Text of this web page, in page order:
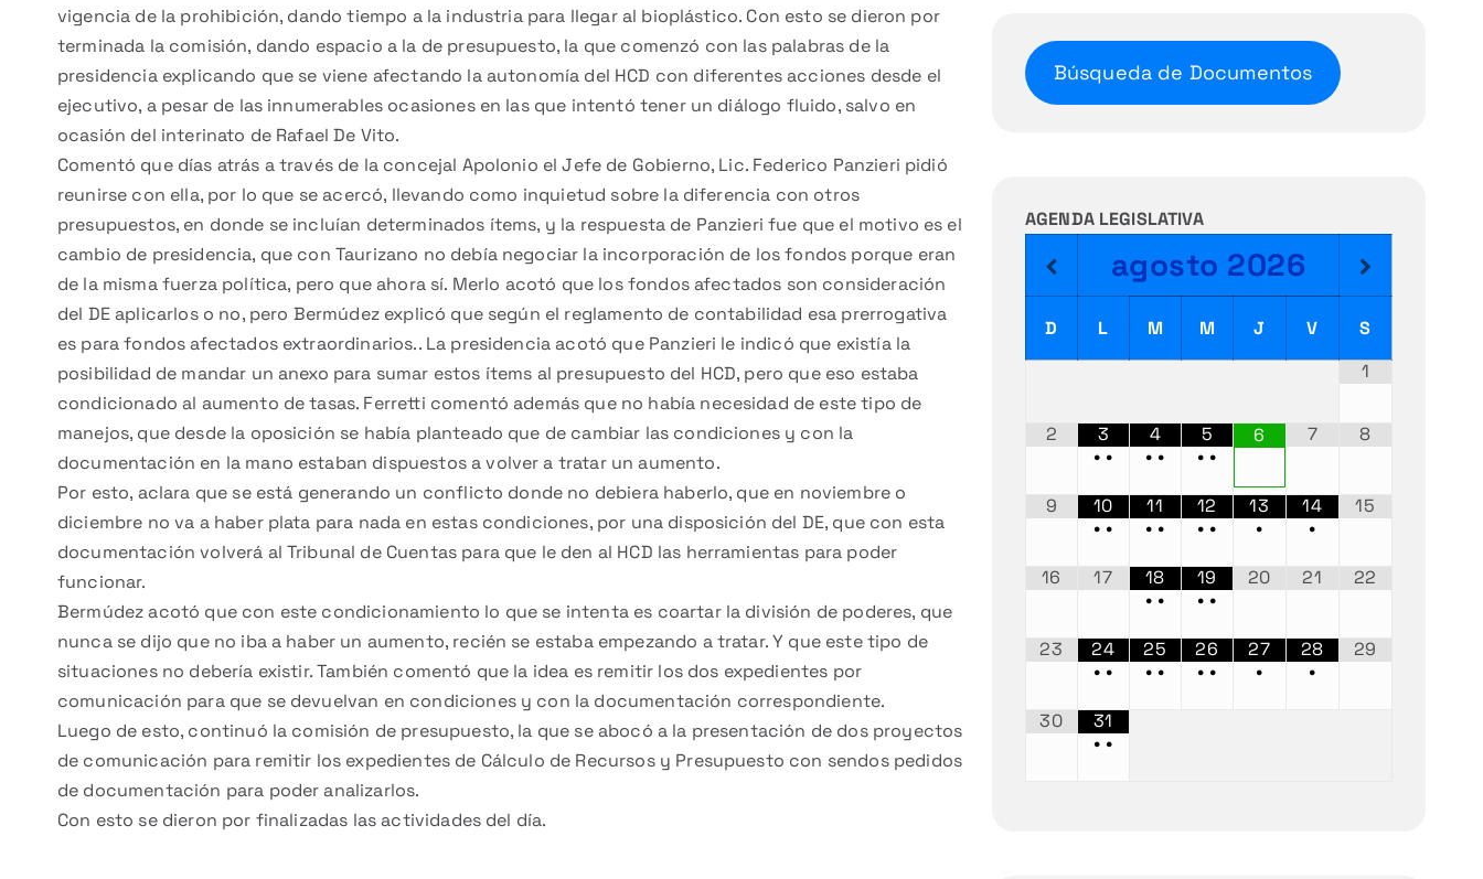
vigencia de la prohibición, dando tiempo a la industria para llegar al bioplástico. Con esto se dieron por
terminada la comisión, dando espacio a la de presupuesto, la que comenzó con las palabras de la
presidencia explicando que se viene afectando la autonomía del HCD con diferentes acciones desde el
ejecutivo, a pesar de las innumerables ocasiones en las que intentó tener un diálogo fluido, salvo en
ocasión del interinato de Rafael De Vito.
Comentó que días atrás a través de la concejal Apolonio el Jefe de Gobierno, Lic. Federico Panzieri pidió
reunirse con ella, por lo que se acercó, llevando como inquietud sobre la diferencia con otros
presupuestos, en donde se incluían determinados ítems, y la respuesta de Panzieri fue que el motivo es el
cambio de presidencia, que con Taurizano no debía negociar la incorporación de los fondos porque eran
de la misma fuerza política, pero que ahora sí. Merlo acotó que los fondos afectados son consideración
del DE aplicarlos o no, pero Bermúdez explicó que según el reglamento de contabilidad esa prerrogativa
es para fondos afectados extraordinarios.. La presidencia acotó que Panzieri le indicó que existía la
posibilidad de mandar un anexo para sumar estos ítems al presupuesto del HCD, pero que eso estaba
condicionado al aumento de tasas. Ferretti comentó además que no había necesidad de este tipo de
manejos, que desde la oposición se había planteado que de cambiar las condiciones y con la
documentación en la mano estaban dispuestos a volver a tratar un aumento.
Por esto, aclara que se está generando un conflicto donde no debiera haberlo, que en noviembre o
diciembre no va a haber plata para nada en estas condiciones, por una disposición del DE, que con esta
documentación volverá al Tribunal de Cuentas para que le den al HCD las herramientas para poder
funcionar.
Bermúdez acotó que con este condicionamiento lo que se intenta es coartar la división de poderes, que
nunca se dijo que no iba a haber un aumento, recién se estaba empezando a tratar. Y que este tipo de
situaciones no debería existir. También comentó que la idea es remitir los dos expedientes por
comunicación para que se devuelvan en condiciones y con la documentación correspondiente.
Luego de esto, continuó la comisión de presupuesto, la que se abocó a la presentación de dos proyectos
de comunicación para remitir los expedientes de Cálculo de Recursos y Presupuesto con sendos pedidos
de documentación para poder analizarlos.
Con esto se dieron por finalizadas las actividades del día.
Búsqueda de Documentos
AGENDA LEGISLATIVA
agosto 2026
D L M M J V
S
1
2
3
• •
4
• •
5
• •
6 7 8
9
10
• •
11
• •
12
• •
13
•
14
•
15
16 17
18
• •
19
• •
20 21 22
23
24
• •
25
• •
26
• •
27
•
28
•
29
30
31
• •